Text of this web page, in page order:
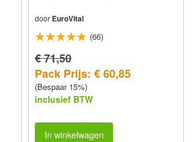
door EuroVital
(66)
€ 71,50
Pack Prijs: € 60,85
(Bespaar 15%)
inclusief BTW
In winkelwagen